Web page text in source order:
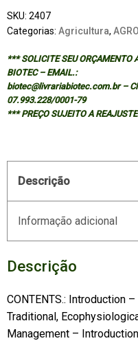
-
2/ED
SKU: 2407
Categorias: Agricultura,
*** SOLICITE SEU ORÇAMENTO
BIOTEC – EMAIL.:
biotec@livrariabiotec.com.br –
07.993.228/0001-79
*** PREÇO SUJEITO A
Descrição
Informação adicional
Descrição
CONTENTS.: Introduction
Traditional,
Management –